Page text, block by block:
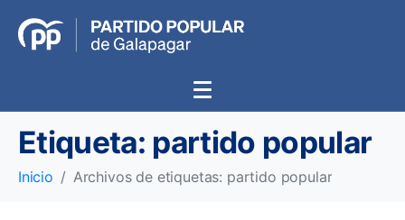
Etiqueta: partido popular
Inicio Archivos de etiquetas: partido popular